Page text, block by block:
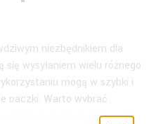
niezbędnikiem dla
wysyłaniem wielu różnego
mogą w szybki i
paczki. Warto wybrać
komponować się z naszą